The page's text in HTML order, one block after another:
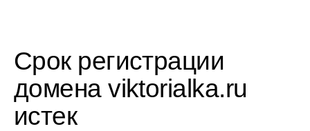
Срок регистрации
домена viktorialka.ru
истек